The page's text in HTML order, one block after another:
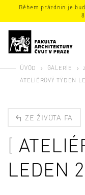
Během prázdnin je
ÚVOD GALERIE
ATELIÉROVÝ TÝDEN
ZE ŽIVOTA FA
LEDEN